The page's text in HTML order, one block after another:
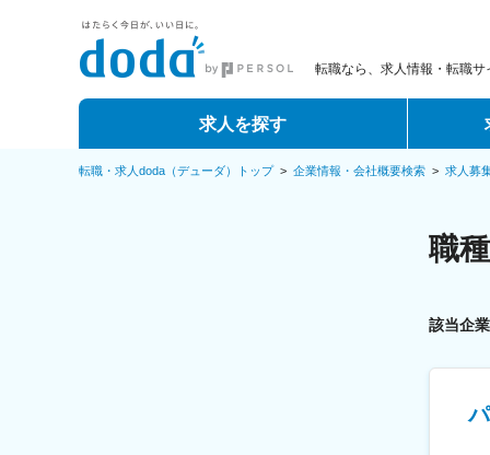
転職なら、求人情報・転職
求人を探す
転職・求人doda（デューダ）トップ > 企業情報・会社概要検索 > 求人募
職
該当企